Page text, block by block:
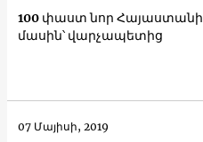
100 փաստ նոր Հայաստանի
մասին՝ վարչապետից
07 Մայիսի, 2019